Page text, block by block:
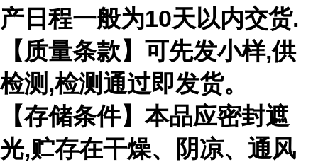
产日程一般为10天以内交货.
【质量条款】可先发小样,供
检测,检测通过即发货。
【存储条件】本品应密封遮
光,贮存在干燥、阴凉、通风